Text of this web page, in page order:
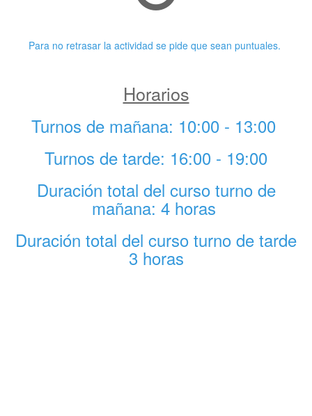
Para no retrasar la actividad se pide que sean puntuales.
Horarios
Turnos de mañana: 10:00 - 13:00
Turnos de tarde: 16:00 - 19:00
Duración total del curso turno de
mañana: 4 horas
Duración total del curso turno de tarde
3 horas